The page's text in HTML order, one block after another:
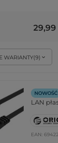
WARIANTY(9)
29,99
NOWOŚĆ
LAN
EAN: